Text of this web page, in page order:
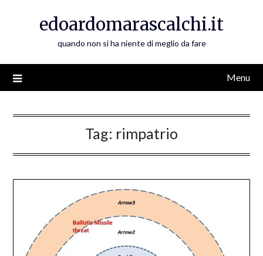
edoardomarascalchi.it
quando non si ha niente di meglio da fare
Menu
Tag: rimpatrio